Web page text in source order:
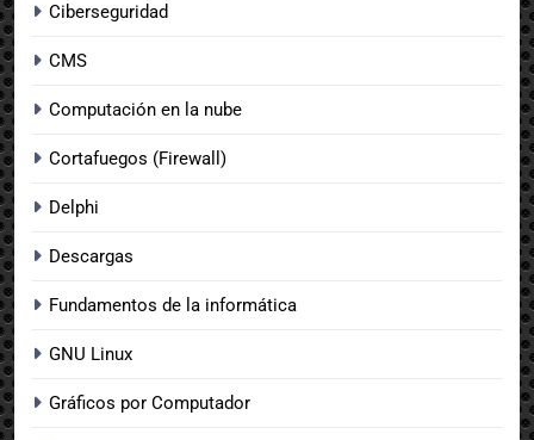
Ciberseguridad
CMS
Computación en la nube
Cortafuegos (Firewall)
Delphi
Descargas
Fundamentos de la informática
GNU Linux
Gráficos por Computador